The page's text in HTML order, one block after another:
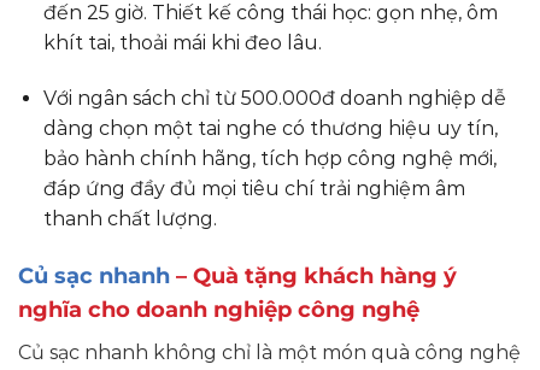
đến 25 giờ. Thiết kế công thái học: gọn nhẹ, ôm
khít tai, thoải mái khi đeo lâu.
Với ngân sách chỉ từ 500.000đ doanh nghiệp dễ
dàng chọn một tai nghe có thương hiệu uy tín,
bảo hành chính hãng, tích hợp công nghệ mới,
đáp ứng đầy đủ mọi tiêu chí trải nghiệm âm
thanh chất lượng.
Củ sạc nhanh – Quà tặng khách hàng ý
nghĩa cho doanh nghiệp công nghệ
Củ sạc nhanh không chỉ là một món quà công nghệ